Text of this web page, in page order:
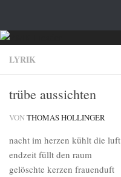
LYRIK
trübe aussichten
VONTHOMAS HOLLINGER
nacht im herzen kühlt die luft
endzeit füllt den raum
gelöschte kerzen frauenduft